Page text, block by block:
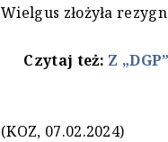
Wielgus złożyła
Czytaj też: Z
(KOZ, 07.02.2024)